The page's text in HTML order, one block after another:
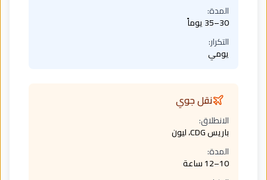
المدة:
30–35 يوماً
التكرار:
يومي
نقل جوي
الانطلاق:
باريس CDG، ليون
المدة:
10–12 ساعة